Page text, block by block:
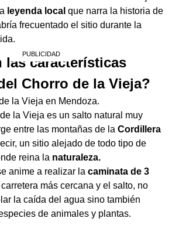
leyenda local que narra la historia de
frecuentado el sitio durante la
las características
Chorro de la Vieja?
la Vieja es un salto natural muy
entre las montañas de la Cordillera
un sitio alejado de todo tipo de
reina la naturaleza.
anime a realizar la caminata de 3
más cercana y el salto, no
la caída del agua sino también
de animales y plantas.